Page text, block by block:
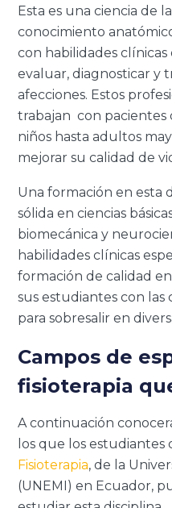
Esta es una ciencia de
conocimiento
con habilidades clínicas
evaluar, diagnosticar y
afecciones. Estos
trabajan con pacientes
niños hasta adultos
mejorar su calidad de
Una formación en esta
sólida en ciencias
biomecánica y
habilidades clínicas
formación de calidad
sus estudiantes con las
para sobresalir en
Campos de
fisioterapia
A continuación
los que los estudiantes
Fisioterapia, de la
(UNEMI) en Ecuador,